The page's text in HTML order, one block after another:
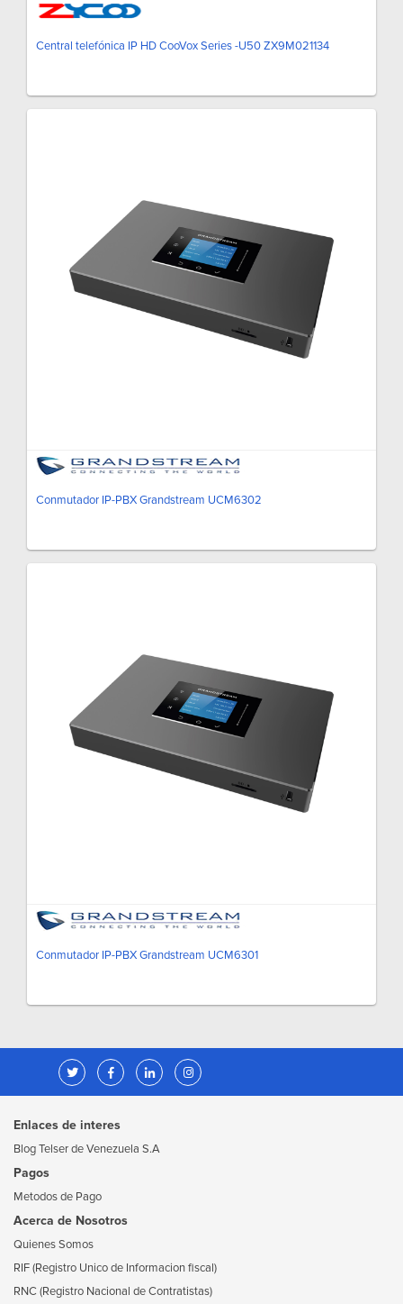
Central telefónica IP HD CooVox Series -U50 ZX9M021134
Conmutador IP-PBX Grandstream UCM6302
Conmutador IP-PBX Grandstream UCM6301
Enlaces de interes
Blog Telser de Venezuela S.A
Pagos
Metodos de Pago
Acerca de Nosotros
Quienes Somos
RIF (Registro Unico de Informacion fiscal)
RNC (Registro Nacional de Contratistas)